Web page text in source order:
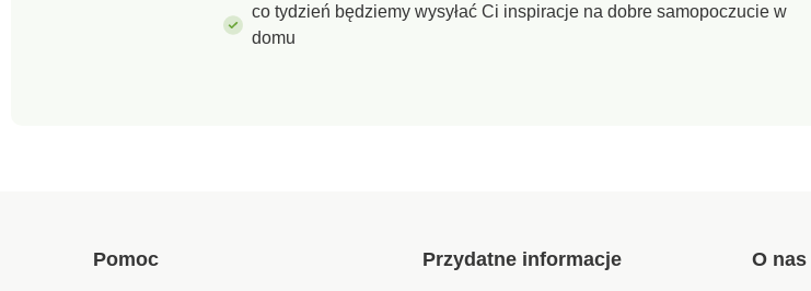
co tydzień będziemy wysyłać Ci inspiracje na dobre samopoczucie w
domu
Pomoc Przydatne informacje O nas